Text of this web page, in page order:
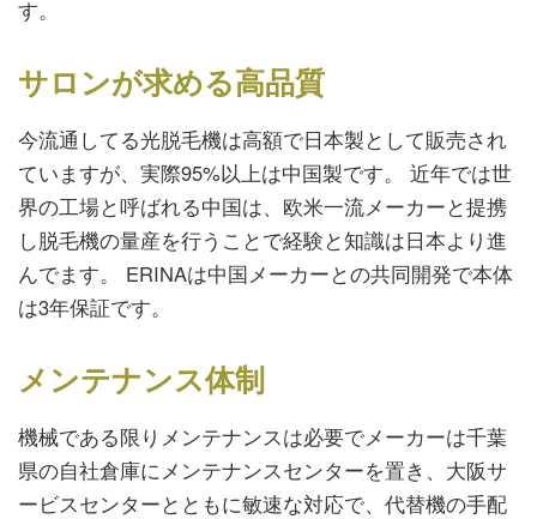
す。
サロンが求める高品質
今流通してる光脱毛機は高額で日本製として販売され
ていますが、実際95%以上は中国製です。 近年では世
界の工場と呼ばれる中国は、欧米一流メーカーと提携
し脱毛機の量産を行うことで経験と知識は日本より進
んでます。 ERINAは中国メーカーとの共同開発で本体
は3年保証です。
メンテナンス体制
機械である限りメンテナンスは必要でメーカーは千葉
県の自社倉庫にメンテナンスセンターを置き、大阪サ
ービスセンターとともに敏速な対応で、代替機の手配